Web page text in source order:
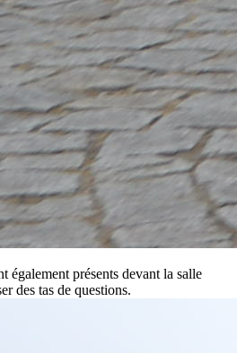
également présents devant la salle
des tas de questions.